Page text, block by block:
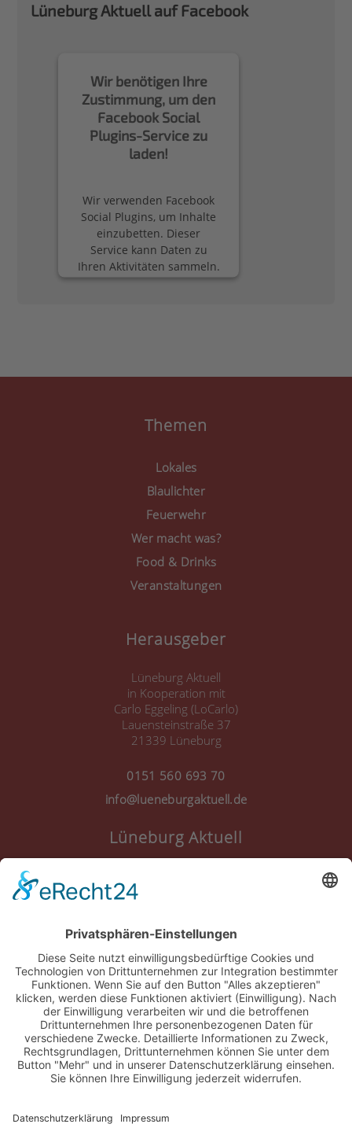
Lüneburg Aktuell auf Facebook
Wir benötigen Ihre
Zustimmung, um den
Facebook Social
Plugins-Service zu
laden!
Wir verwenden Facebook
Social Plugins, um Inhalte
einzubetten. Dieser
Service kann Daten zu
Ihren Aktivitäten sammeln.
Bitte lesen Sie die Details
Mehr Informationen
Akzeptieren
Consent Management
Themen
Lokales
Blaulichter
Feuerwehr
Wer macht was?
Food & Drinks
Veranstaltungen
Herausgeber
Lüneburg Aktuell
in Kooperation mit
Carlo Eggeling (LoCarlo)
Lauensteinstraße 37
21339 Lüneburg
0151 560 693 70
info@lueneburgaktuell.de
Lüneburg Aktuell
Nutzungsbedingungen
Über Uns
Datenschutz
Kontakt
Impressum
Cookie-Einstellungen